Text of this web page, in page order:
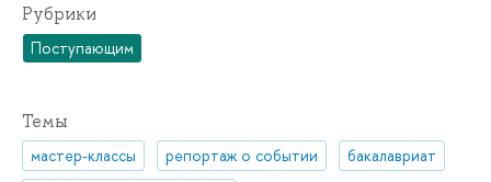
Рубрики
Поступающим
Темы
мастер-классы репортаж о событии
бакалавриат